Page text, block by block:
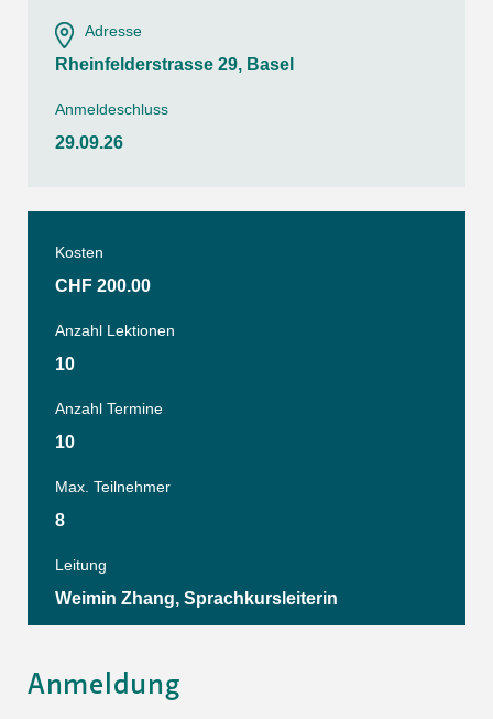
Adresse
Rheinfelderstrasse 29, Basel
Anmeldeschluss
29.09.26
Kosten
CHF 200.00
Anzahl Lektionen
10
Anzahl Termine
10
Max. Teilnehmer
8
Leitung
Weimin Zhang, Sprachkursleiterin
Anmeldung